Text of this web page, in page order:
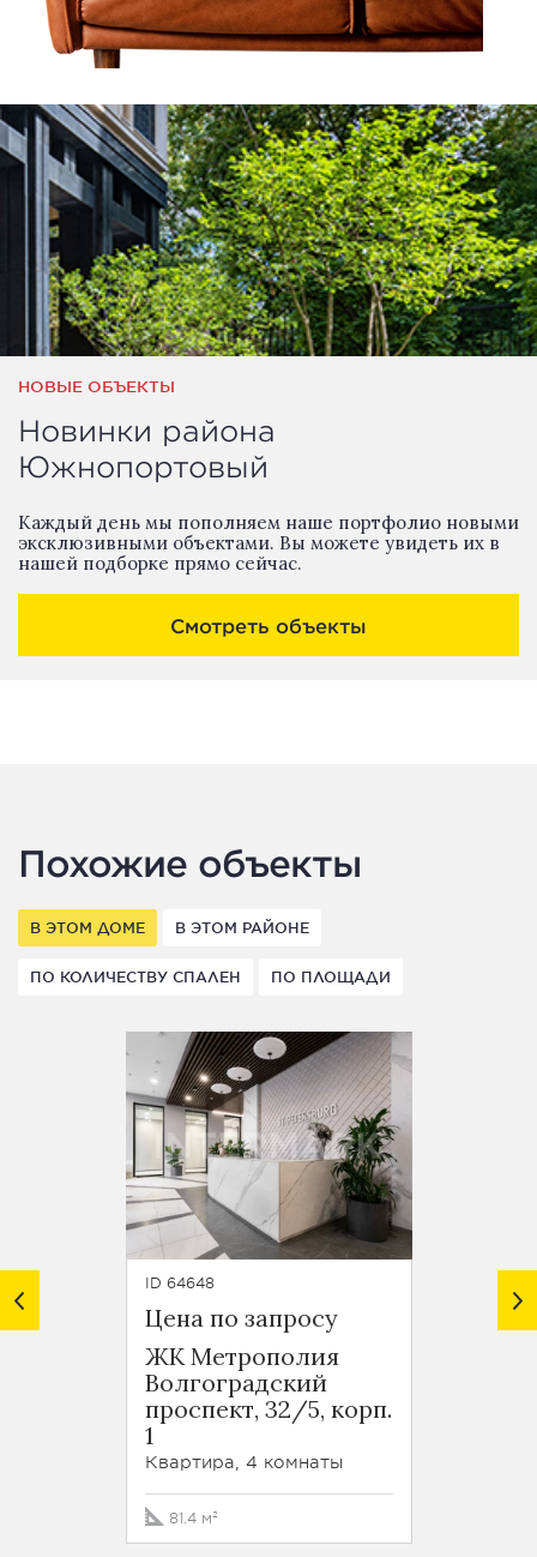
НОВЫЕ ОБЪЕКТЫ
Новинки района
Южнопортовый
Каждый день мы пополняем наше портфолио новыми
эксклюзивными объектами. Вы можете увидеть их в
нашей подборке прямо сейчас.
Смотреть объекты
Похожие объекты
В ЭТОМ ДОМЕ В ЭТОМ РАЙОНЕ
ПО КОЛИЧЕСТВУ СПАЛЕН ПО ПЛОЩАДИ
ID 64648
Цена по запросу
ЖК Метрополия
Волгоградский
проспект, 32/5, корп.
1
Квартира, 4 комнаты
81.4 м²